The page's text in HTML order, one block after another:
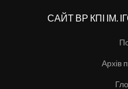
САЙТ ВР КПІ ІМ.
Архів